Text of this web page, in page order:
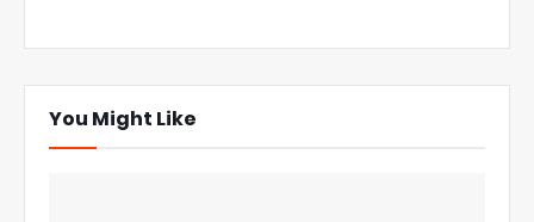
You Might Like